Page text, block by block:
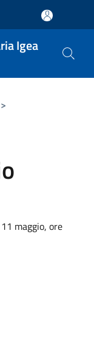
Igea
>
maggio, ore